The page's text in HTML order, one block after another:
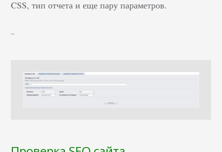
CSS, тип отчета и еще пару параметров.